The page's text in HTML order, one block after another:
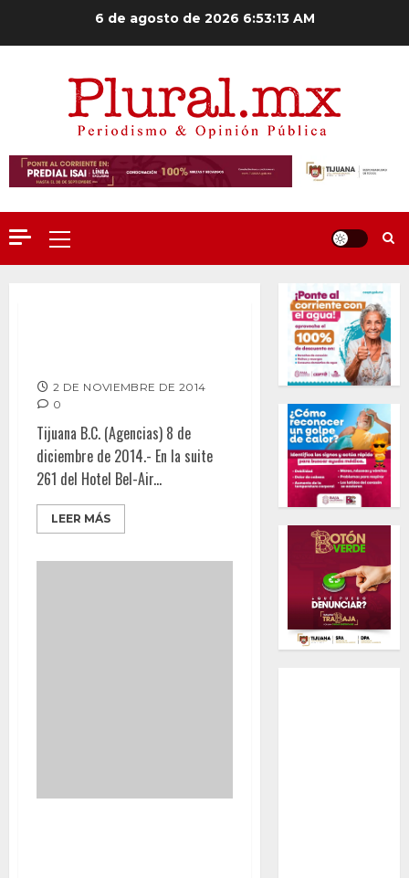
6 de agosto de 2026 6:53:14 AM
Menú
principal
2 DE NOVIEMBRE DE 2014
0
Tijuana B.C. (Agencias) 8 de
diciembre de 2014.- En la suite
261 del Hotel Bel-Air...
LEER MÁS